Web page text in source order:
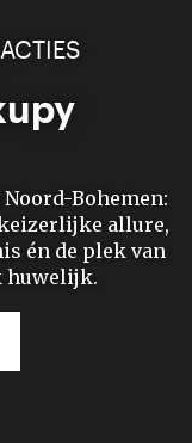
Bohemen:
keizerlijke allure,
én de plek van
huwelijk.